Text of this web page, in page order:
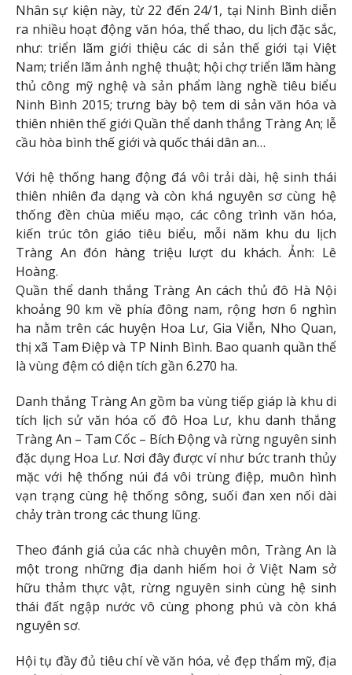
Nhân sự kiện này, từ 22 đến 24/1, tại Ninh Bình diễn
ra nhiều hoạt động văn hóa, thể thao, du lịch đặc sắc,
như: triển lãm giới thiệu các di sản thế giới tại Việt
Nam; triển lãm ảnh nghệ thuật; hội chợ triển lãm hàng
thủ công mỹ nghệ và sản phẩm làng nghề tiêu biểu
Ninh Bình 2015; trưng bày bộ tem di sản văn hóa và
thiên nhiên thế giới Quần thể danh thắng Tràng An; lễ
cầu hòa bình thế giới và quốc thái dân an…
Với hệ thống hang động đá vôi trải dài, hệ sinh thái
thiên nhiên đa dạng và còn khá nguyên sơ cùng hệ
thống đền chùa miếu mạo, các công trình văn hóa,
kiến trúc tôn giáo tiêu biểu, mỗi năm khu du lịch
Tràng An đón hàng triệu lượt du khách. Ảnh: Lê
Hoàng.
Quần thể danh thắng Tràng An cách thủ đô Hà Nội
khoảng 90 km về phía đông nam, rộng hơn 6 nghìn
ha nằm trên các huyện Hoa Lư, Gia Viễn, Nho Quan,
thị xã Tam Điệp và TP Ninh Bình. Bao quanh quần thể
là vùng đệm có diện tích gần 6.270 ha.
Danh thắng Tràng An gồm ba vùng tiếp giáp là khu di
tích lịch sử văn hóa cố đô Hoa Lư, khu danh thắng
Tràng An – Tam Cốc – Bích Động và rừng nguyên sinh
đặc dụng Hoa Lư. Nơi đây được ví như bức tranh thủy
mặc với hệ thống núi đá vôi trùng điệp, muôn hình
vạn trạng cùng hệ thống sông, suối đan xen nối dài
chảy tràn trong các thung lũng.
Theo đánh giá của các nhà chuyên môn, Tràng An là
một trong những địa danh hiếm hoi ở Việt Nam sở
hữu thảm thực vật, rừng nguyên sinh cùng hệ sinh
thái đất ngập nước vô cùng phong phú và còn khá
nguyên sơ.
Hội tụ đầy đủ tiêu chí về văn hóa, vẻ đẹp thẩm mỹ, địa